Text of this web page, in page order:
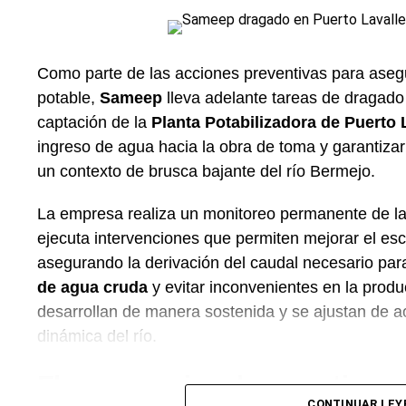
Especialistas del sector señalan que la forma de
obligatoria para proteger la bebida del contacto
A su vez, recomiendan volcar siempre el
permite la liberación del exceso de gas
hinchazón y resaltando las notas del lúpulo y la
Podés consultar más informes de consumo,
nuestrositio web.
Como parte de las acciones preventivas para
potable, Sameep lleva adelante tareas de
captación de la Planta Potabilizadora de Puerto
ingreso de agua hacia la obra de toma y
un contexto de brusca bajante del río Bermejo.
La empresa realiza un monitoreo permanente de
ejecuta intervenciones que permiten mejorar el
asegurando la derivación del caudal necesario
de agua cruda y evitar inconvenientes en la
desarrollan de manera sostenida y se ajustan de
dinámica del río.
El compromiso de garantizar